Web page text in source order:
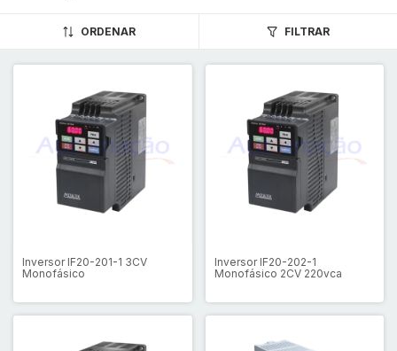
ORDENAR FILTRAR
Inversor IF20-201-1 3CV
Monofásico
Inversor IF20-202-1
Monofásico 2CV 220vca